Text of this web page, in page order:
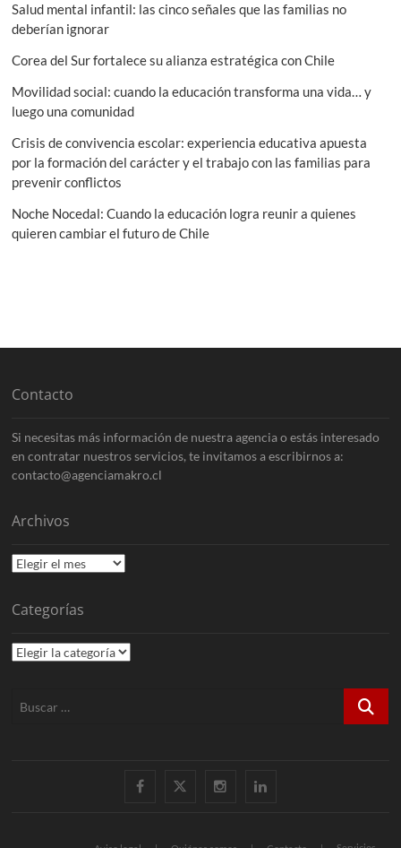
Salud mental infantil: las cinco señales que las familias no
deberían ignorar
Corea del Sur fortalece su alianza estratégica con Chile
Movilidad social: cuando la educación transforma una vida… y
luego una comunidad
Crisis de convivencia escolar: experiencia educativa apuesta
por la formación del carácter y el trabajo con las familias para
prevenir conflictos
Noche Nocedal: Cuando la educación logra reunir a quienes
quieren cambiar el futuro de Chile
Contacto
Si necesitas más información de nuestra agencia o estás interesado
en contratar nuestros servicios, te invitamos a escribirnos a:
contacto@agenciamakro.cl
Archivos
Archivos
Categorías
Categorías
Buscar
FacebookInstagram
LinkedIn